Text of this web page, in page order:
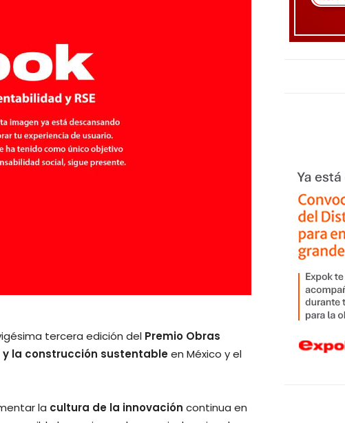
tercera edición del Premio Obras
la construcción sustentableen México y el
la cultura de la innovación continua en